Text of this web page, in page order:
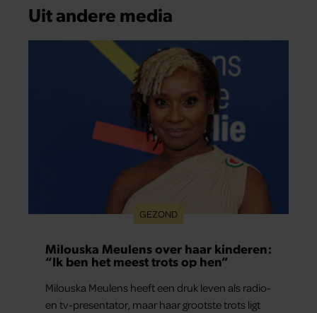
Uit andere media
GEZOND
Milouska Meulens over haar kinderen:
“Ik ben het meest trots op hen”
Milouska Meulens heeft een druk leven als radio-
en tv-presentator, maar haar grootste trots ligt